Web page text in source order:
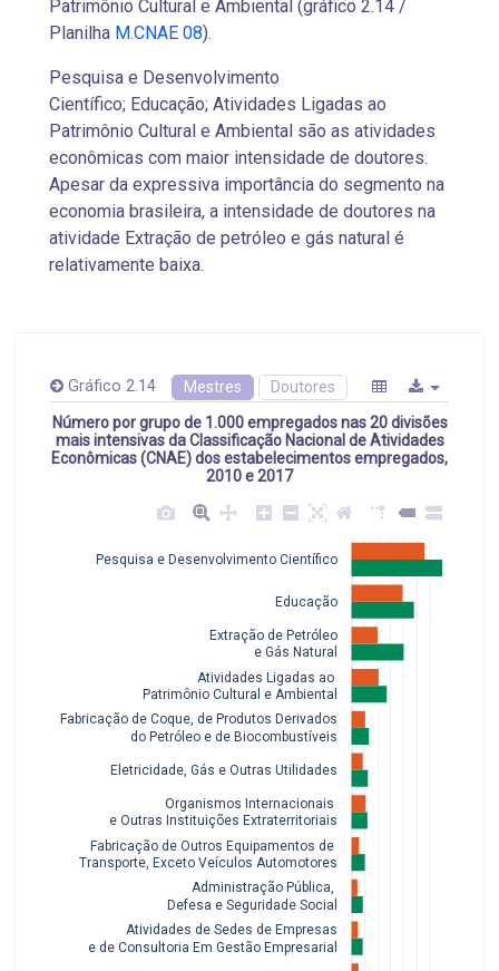
Patrimônio Cultural e Ambiental (gráfico 2.14 /
Planilha M.CNAE 08).
Pesquisa e Desenvolvimento
Científico; Educação; Atividades Ligadas ao
Patrimônio Cultural e Ambiental são as atividades
econômicas com maior intensidade de doutores.
Apesar da expressiva importância do segmento na
economia brasileira, a intensidade de doutores na
atividade Extração de petróleo e gás natural é
relativamente baixa.
Gráfico 2.14 Mestres Doutores
Número por grupo de 1.000 empregados nas 20 divisões
mais intensivas da Classificação Nacional de Atividades
Econômicas (CNAE) dos estabelecimentos empregados,
2010 e 2017
Atividades de Sedes de Empresas
e de Consultoria Em Gestão Empresarial
Administração Pública,
Defesa e Seguridade Social
Fabricação de Outros Equipamentos de
Transporte, Exceto Veículos Automotores
Organismos Internacionais
e Outras Instituições Extraterritoriais
Eletricidade, Gás e Outras Utilidades
Fabricação de Coque, de Produtos Derivados
do Petróleo e de Biocombustíveis
Atividades Ligadas ao
Patrimônio Cultural e Ambiental
Extração de Petróleo
e Gás Natural
Educação
Pesquisa e Desenvolvimento Científico